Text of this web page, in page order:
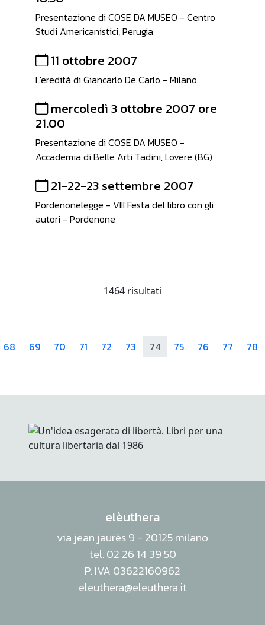
Presentazione di COSE DA MUSEO - Centro
Studi Americanistici, Perugia
11 ottobre 2007
L'eredità di Giancarlo De Carlo - Milano
mercoledì 3 ottobre 2007 ore
21.00
Presentazione di COSE DA MUSEO -
Accademia di Belle Arti Tadini, Lovere (BG)
21-22-23 settembre 2007
Pordenonelegge - VIII Festa del libro con gli
autori - Pordenone
1464 risultati
68 69 70 71 72 73 74 75 76 77 78
elèuthera
via jean jaurès 9 - 20125 milano
tel. 02 26 14 39 50
P. IVA 03622160962
eleuthera@eleuthera.it